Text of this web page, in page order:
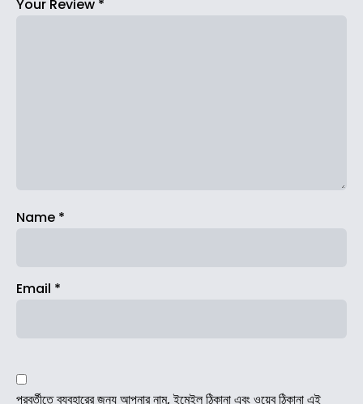
Your Review *
Name *
Email *
পরবর্তীতে ব্যবহারের জন্য আপনার নাম, ইমেইল ঠিকানা এবং ওয়েব ঠিকানা এই